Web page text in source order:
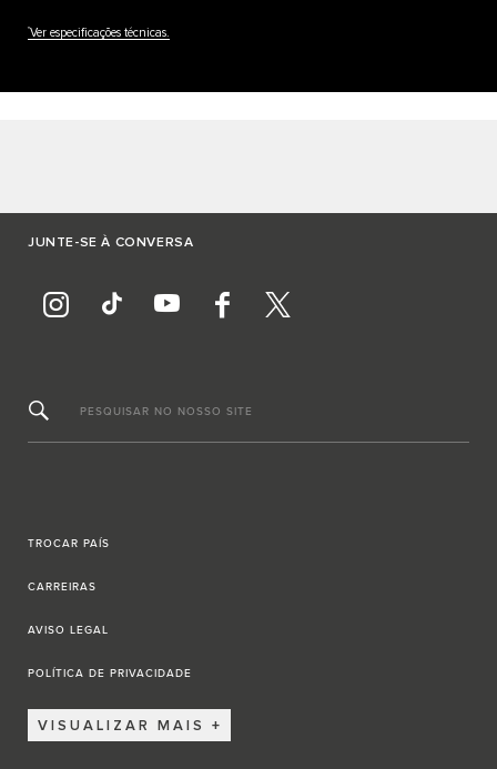
††Ver especificações técnicas.
JUNTE-SE À CONVERSA
PESQUISAR NO NOSSO SITE
TROCAR PAÍS
CARREIRAS
AVISO LEGAL
POLÍTICA DE PRIVACIDADE
VISUALIZAR MAIS